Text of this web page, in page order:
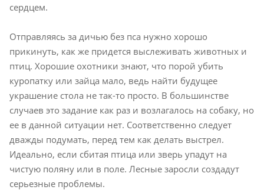
сердцем.
Отправляясь за дичью без пса нужно хорошо
прикинуть, как же придется выслеживать животных и
птиц. Хорошие охотники знают, что порой убить
куропатку или зайца мало, ведь найти будущее
украшение стола не так-то просто. В большинстве
случаев это задание как раз и возлагалось на собаку, но
ее в данной ситуации нет. Соответственно следует
дважды подумать, перед тем как делать выстрел.
Идеально, если сбитая птица или зверь упадут на
чистую поляну или в поле. Лесные заросли создадут
серьезные проблемы.